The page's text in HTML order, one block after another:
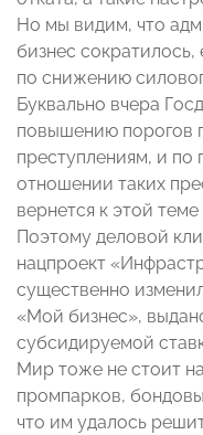
Но мы видим, что
бизнес
по снижению
Буквально вчера
повышению порогов
преступлениям, и
отношении таких
вернется к этой
Поэтому деловой
нацпроект
существенно
«Мой бизнес»,
субсидируемой
Мир тоже не стоит
промпарков,
что им удалось